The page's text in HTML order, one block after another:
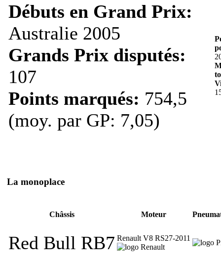
Débuts en Grand Prix:
Australie 2005
Grands Prix disputés:
107
Points marqués: 754,5
(moy. par GP: 7,05)
La monoplace
Châssis Moteur
Red Bull RB7 Renault V8 RS27-2011